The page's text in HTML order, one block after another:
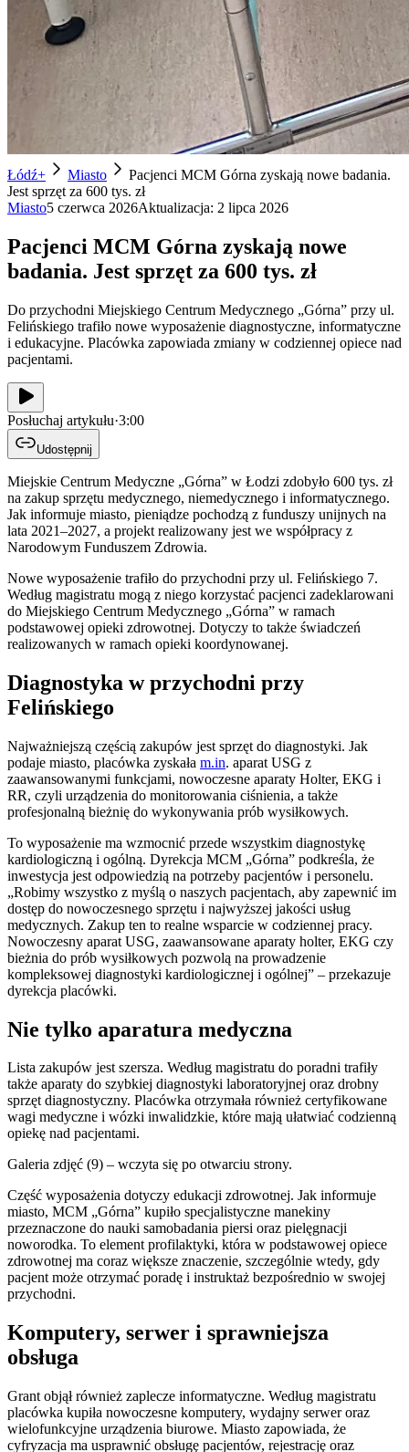
Łódź+ Miasto
Pacjenci MCM Górna zyskają nowe badania.
Jest sprzęt za 600 tys. zł
Miasto5 czerwca 2026Aktualizacja: 2 lipca 2026
Pacjenci MCM Górna zyskają nowe
badania. Jest sprzęt za 600 tys. zł
Do przychodni Miejskiego Centrum Medycznego „Górna” przy ul.
Felińskiego trafiło nowe wyposażenie diagnostyczne, informatyczne
i edukacyjne. Placówka zapowiada zmiany w codziennej opiece nad
pacjentami.
Posłuchaj artykułu·3:00
Udostępnij
Miejskie Centrum Medyczne „Górna” w Łodzi zdobyło 600 tys. zł
na zakup sprzętu medycznego, niemedycznego i informatycznego.
Jak informuje miasto, pieniądze pochodzą z funduszy unijnych na
lata 2021–2027, a projekt realizowany jest we współpracy z
Narodowym Funduszem Zdrowia.
Nowe wyposażenie trafiło do przychodni przy ul. Felińskiego 7.
Według magistratu mogą z niego korzystać pacjenci zadeklarowani
do Miejskiego Centrum Medycznego „Górna” w ramach
podstawowej opieki zdrowotnej. Dotyczy to także świadczeń
realizowanych w ramach opieki koordynowanej.
Diagnostyka w przychodni przy
Felińskiego
Najważniejszą częścią zakupów jest sprzęt do diagnostyki. Jak
podaje miasto, placówka zyskała m.in. aparat USG z
zaawansowanymi funkcjami, nowoczesne aparaty Holter, EKG i
RR, czyli urządzenia do monitorowania ciśnienia, a także
profesjonalną bieżnię do wykonywania prób wysiłkowych.
To wyposażenie ma wzmocnić przede wszystkim diagnostykę
kardiologiczną i ogólną. Dyrekcja MCM „Górna” podkreśla, że
inwestycja jest odpowiedzią na potrzeby pacjentów i personelu.
„Robimy wszystko z myślą o naszych pacjentach, aby zapewnić im
dostęp do nowoczesnego sprzętu i najwyższej jakości usług
medycznych. Zakup ten to realne wsparcie w codziennej pracy.
Nowoczesny aparat USG, zaawansowane aparaty holter, EKG czy
bieżnia do prób wysiłkowych pozwolą na prowadzenie
kompleksowej diagnostyki kardiologicznej i ogólnej” – przekazuje
dyrekcja placówki.
Nie tylko aparatura medyczna
Lista zakupów jest szersza. Według magistratu do poradni trafiły
także aparaty do szybkiej diagnostyki laboratoryjnej oraz drobny
sprzęt diagnostyczny. Placówka otrzymała również certyfikowane
wagi medyczne i wózki inwalidzkie, które mają ułatwiać codzienną
opiekę nad pacjentami.
Galeria zdjęć (9) – wczyta się po otwarciu strony.
Część wyposażenia dotyczy edukacji zdrowotnej. Jak informuje
miasto, MCM „Górna” kupiło specjalistyczne manekiny
przeznaczone do nauki samobadania piersi oraz pielęgnacji
noworodka. To element profilaktyki, która w podstawowej opiece
zdrowotnej ma coraz większe znaczenie, szczególnie wtedy, gdy
pacjent może otrzymać poradę i instruktaż bezpośrednio w swojej
przychodni.
Komputery, serwer i sprawniejsza
obsługa
Grant objął również zaplecze informatyczne. Według magistratu
placówka kupiła nowoczesne komputery, wydajny serwer oraz
wielofunkcyjne urządzenia biurowe. Miasto zapowiada, że
cyfryzacja ma usprawnić obsługę pacjentów, rejestrację oraz